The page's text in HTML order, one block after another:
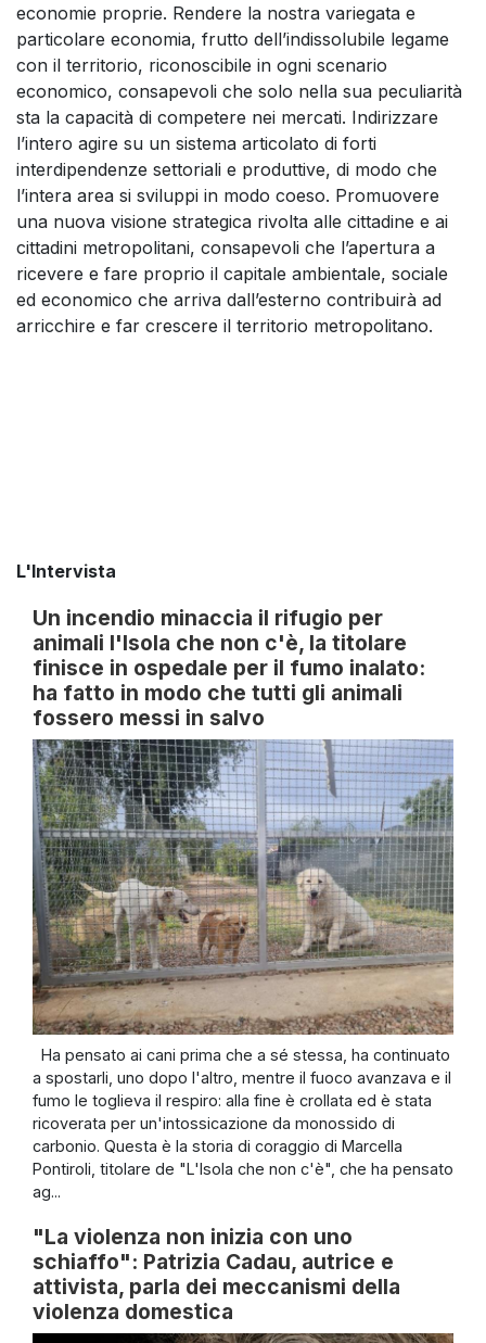
economie proprie. Rendere la nostra variegata e
particolare economia, frutto dell’indissolubile legame
con il territorio, riconoscibile in ogni scenario
economico, consapevoli che solo nella sua peculiarità
sta la capacità di competere nei mercati. Indirizzare
l’intero agire su un sistema articolato di forti
interdipendenze settoriali e produttive, di modo che
l’intera area si sviluppi in modo coeso. Promuovere
una nuova visione strategica rivolta alle cittadine e ai
cittadini metropolitani, consapevoli che l’apertura a
ricevere e fare proprio il capitale ambientale, sociale
ed economico che arriva dall’esterno contribuirà ad
arricchire e far crescere il territorio metropolitano.
L'Intervista
Un incendio minaccia il rifugio per
animali l'Isola che non c'è, la titolare
finisce in ospedale per il fumo inalato:
ha fatto in modo che tutti gli animali
fossero messi in salvo
Ha pensato ai cani prima che a sé stessa, ha continuato
a spostarli, uno dopo l'altro, mentre il fuoco avanzava e il
fumo le toglieva il respiro: alla fine è crollata ed è stata
ricoverata per un'intossicazione da monossido di
carbonio. Questa è la storia di coraggio di Marcella
Pontiroli, titolare de "L'Isola che non c'è", che ha pensato
ag...
"La violenza non inizia con uno
schiaffo": Patrizia Cadau, autrice e
attivista, parla dei meccanismi della
violenza domestica